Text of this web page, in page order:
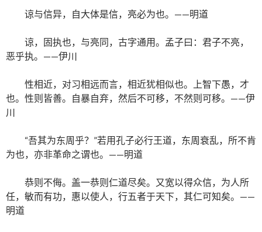
谅与信异，自大体是信，亮必为也。——明道
谅，固执也，与亮同，古字通用。孟子曰：君子不亮，
恶乎执。——伊川
性相近，对习相远而言，相近犹相似也。上智下愚，才
也。性则皆善。自暴自弃，然后不可移，不然则可移。——伊
川
“吾其为东周乎？”若用孔子必行王道，东周衰乱，所不肯
为也，亦非革命之谓也。——明道
恭则不侮。盖一恭则仁道尽矣。又宽以得众信，为人所
任，敏而有功，惠以使人，行五者于天下，其仁可知矣。——
明道